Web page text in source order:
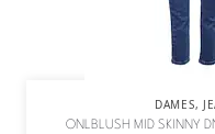
DAMES,
ONLBLUSH MID SKINNY